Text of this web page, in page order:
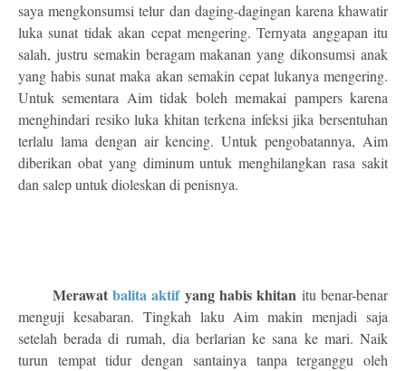
saya mengkonsumsi telur dan daging-dagingan karena khawatir
luka sunat tidak akan cepat mengering. Ternyata anggapan itu
salah, justru semakin beragam makanan yang dikonsumsi anak
yang habis sunat maka akan semakin cepat lukanya mengering.
Untuk sementara Aim tidak boleh memakai pampers karena
menghindari resiko luka khitan terkena infeksi jika bersentuhan
terlalu lama dengan air kencing. Untuk pengobatannya, Aim
diberikan obat yang diminum untuk menghilangkan rasa sakit
dan salep untuk dioleskan di penisnya.
Merawatbalita aktifyang habis khitan itu benar-benar
menguji kesabaran. Tingkah laku Aim makin menjadi saja
setelah berada di rumah, dia berlarian ke sana ke mari. Naik
turun tempat tidur dengan santainya tanpa terganggu oleh